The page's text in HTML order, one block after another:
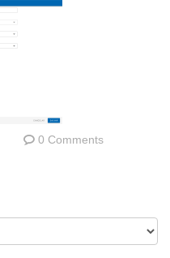
0 Comments